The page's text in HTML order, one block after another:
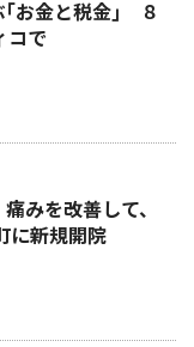
お金と税金｣ ８
コで
みを改善して、
に新規開院